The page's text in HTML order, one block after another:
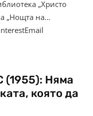
„Христо
„Нощта на…
(1955): Няма
която да